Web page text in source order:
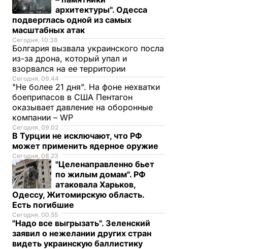
архитектуры". Одесса
подверглась одной из самых
масштабных атак
Сегодня, 10.38
Болгария вызвала украинского посла
из-за дрона, который упал и
взорвался на ее территории
Сегодня, 09.44
"Не более 21 дня". На фоне нехватки
боеприпасов в США Пентагон
оказывает давление на оборонные
компании – WP
Сегодня, 09.02
В Турции не исключают, что РФ
может применить ядерное оружие
Сегодня, 08.23
"Целенаправленно бьет
по жилым домам". РФ
атаковала Харьков,
Одессу, Житомирскую область.
Есть погибшие
Сегодня, 00.55
"Надо все выгрызать". Зеленский
заявил о нежелании других стран
видеть украинскую баллистику